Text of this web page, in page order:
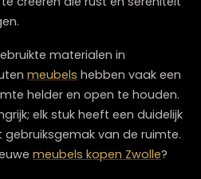
strakke lijnen en rustige
te creëren die rust en
materialen in
meubelshebben vaak